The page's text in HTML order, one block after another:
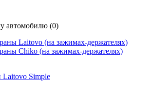
автомобилю (0)
Laitovo (на зажимах-держателях)
Chiko (на зажимах-держателях)
Laitovo Simple